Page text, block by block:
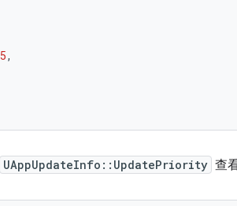
5,
UAppUpdateInfo::UpdatePriority 查